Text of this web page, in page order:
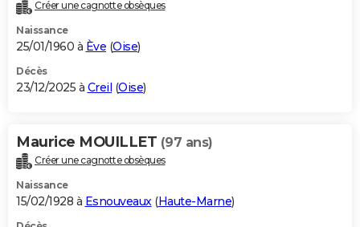
Créer une cagnotte obsèques
Naissance
25/01/1960 à Ève (Oise)
Décès
23/12/2025 à Creil (Oise)
Maurice MOUILLET (97 ans)
Créer une cagnotte obsèques
Naissance
15/02/1928 à Esnouveaux(Haute-Marne)